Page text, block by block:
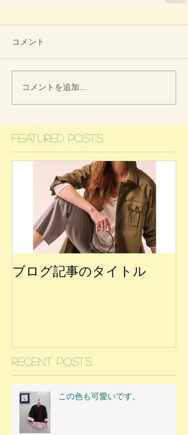
コメント
コメントを追加…
Featured Posts
ブログ記事のタイトル
Recent Posts
この色も可愛いです。